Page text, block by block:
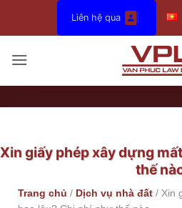
dung
Liên hệ qua
Xin giấy phép xây dựng
thế
Trang chủ / Dịch vụ nhà đất / Xin